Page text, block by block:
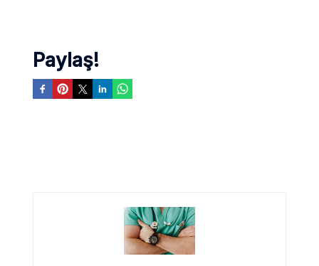
Paylaş!